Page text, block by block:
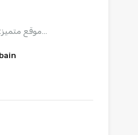
موقع متميز: اكتشف الراحة والملاءمة…